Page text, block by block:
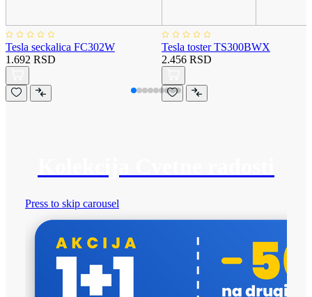
Tesla seckalica FC302W
1.692 RSD
Tesla toster TS300BWX
2.456 RSD
Press to skip carousel